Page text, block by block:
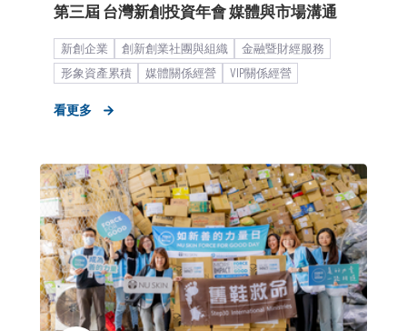
第三屆 台灣新創投資年會 媒體與市場溝通
新創企業 創新創業社團與組織
金融暨財經服務
形象資產累積
媒體關係經營
VIP關係經營
高峰會/論壇/講座
看更多